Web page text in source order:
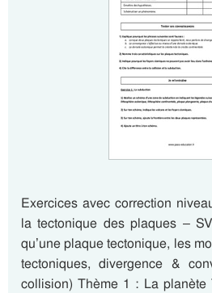
Exercices avec correction
la tectonique des plaques –
qu’une plaque tectonique, les
tectoniques, divergence &
collision) Thème 1 : La planète